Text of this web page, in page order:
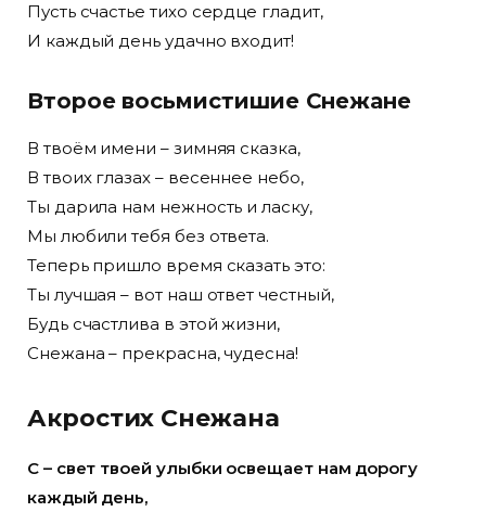
Пусть счастье тихо сердце гладит,
И каждый день удачно входит!
Второе восьмистишие Снежане
В твоём имени – зимняя сказка,
В твоих глазах – весеннее небо,
Ты дарила нам нежность и ласку,
Мы любили тебя без ответа.
Теперь пришло время сказать это:
Ты лучшая – вот наш ответ честный,
Будь счастлива в этой жизни,
Снежана – прекрасна, чудесна!
Акростих Снежана
С – свет твоей улыбки освещает нам дорогу
каждый день,